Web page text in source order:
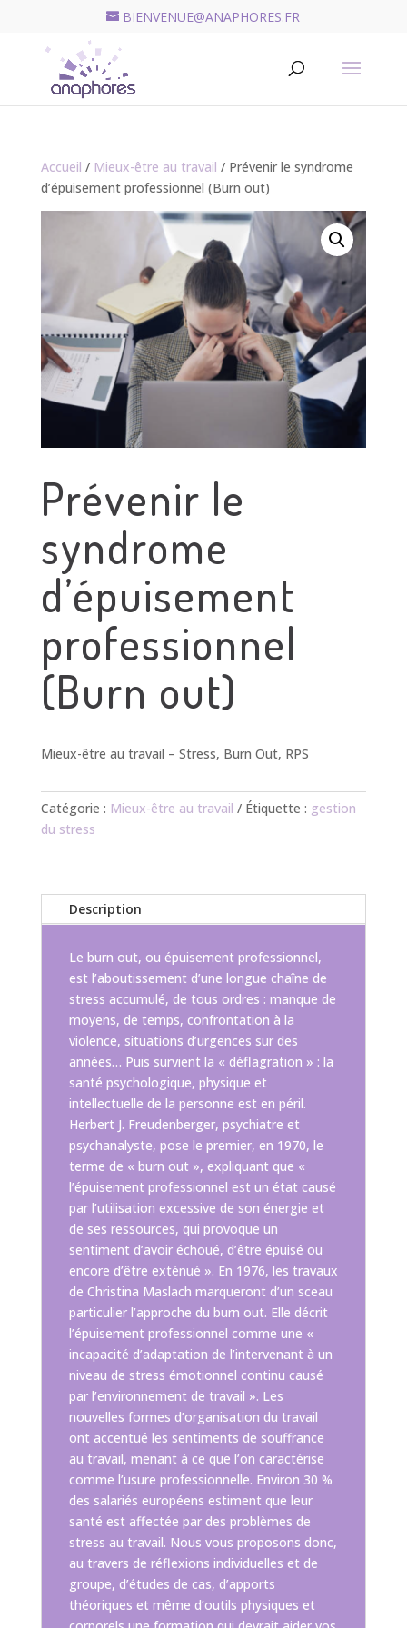
BIENVENUE@ANAPHORES.FR
Accueil / Mieux-être au travail / Prévenir le syndrome
d’épuisement professionnel (Burn out)
Prévenir le
syndrome
d’épuisement
professionnel
(Burn out)
Mieux-être au travail – Stress, Burn Out, RPS
Catégorie : Mieux-être au travail Étiquette : gestion
du stress
Description
Le burn out, ou épuisement professionnel,
est l’aboutissement d’une longue chaîne de
stress accumulé, de tous ordres : manque de
moyens, de temps, confrontation à la
violence, situations d’urgences sur des
années… Puis survient la « déflagration » : la
santé psychologique, physique et
intellectuelle de la personne est en péril.
Herbert J. Freudenberger, psychiatre et
psychanalyste, pose le premier, en 1970, le
terme de « burn out », expliquant que «
l’épuisement professionnel est un état causé
par l’utilisation excessive de son énergie et
de ses ressources, qui provoque un
sentiment d’avoir échoué, d’être épuisé ou
encore d’être exténué ». En 1976, les travaux
de Christina Maslach marqueront d’un sceau
particulier l’approche du burn out. Elle décrit
l’épuisement professionnel comme une «
incapacité d’adaptation de l’intervenant à un
niveau de stress émotionnel continu causé
par l’environnement de travail ». Les
nouvelles formes d’organisation du travail
ont accentué les sentiments de souffrance
au travail, menant à ce que l’on caractérise
comme l’usure professionnelle. Environ 30 %
des salariés européens estiment que leur
santé est affectée par des problèmes de
stress au travail. Nous vous proposons donc,
au travers de réflexions individuelles et de
groupe, d’études de cas, d’apports
théoriques et même d’outils physiques et